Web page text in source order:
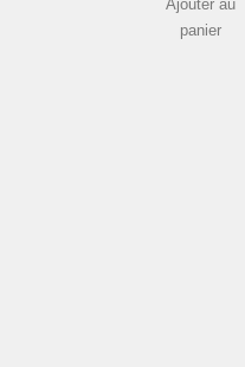
Ajouter au
panier